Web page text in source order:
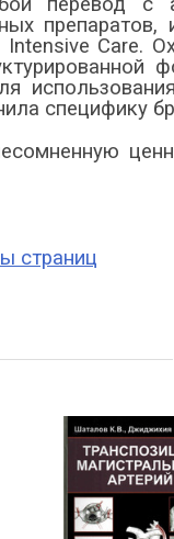
Care.
специфику
страниц